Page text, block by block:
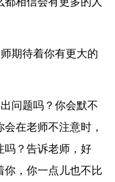
期待着你有更大的
问题吗？你会默不
在老师不注意时，
吗？告诉老师，好
你，你一点儿也不比